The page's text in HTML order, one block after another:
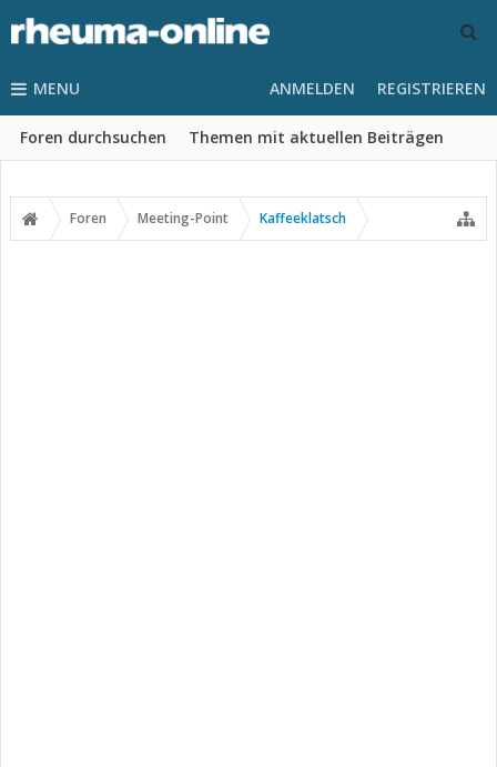
MENU
Foren durchsuchen Themen mit aktuellen Beiträgen
ANMELDEN REGISTRIEREN
Foren Meeting-Point Kaffeeklatsch